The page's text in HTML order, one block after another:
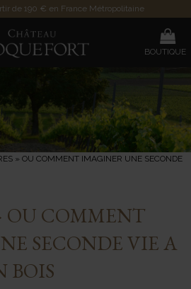
de 190 € en France Métropolitaine
BOUTIQUE
» OU COMMENT IMAGINER UNE SECONDE
OU COMMENT
SECONDE VIE A
BOIS